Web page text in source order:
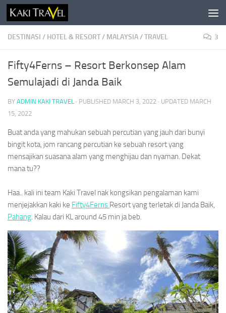
Skip to content
DESTINASI / HOTEL & RESORT/ MALAYSIA/TRAVEL 3
Fifty4Ferns – Resort Berkonsep Alam
Semulajadi di Janda Baik
BY ADMIN KAKI TRAVEL · PUBLISHED MARCH 3, 2022 · UPDATED MARCH
15, 2022
Buat anda yang mahukan sebuah percutian yang jauh dari bunyi
bingit kota, jom rancang percutian ke sebuah resort yang
mensajikan suasana alam yang menghijau dan nyaman. Dekat
mana tu??
Haa.. kali ini team Kaki Travel nak kongsikan pengalaman kami
menjejakkan kaki ke Fifty4Ferns Resort yang terletak di Janda Baik,
Pahang. Kalau dari KL around 45 min ja beb.